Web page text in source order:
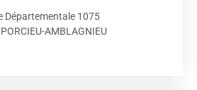
Départementale 1075
AMBLAGNIEU